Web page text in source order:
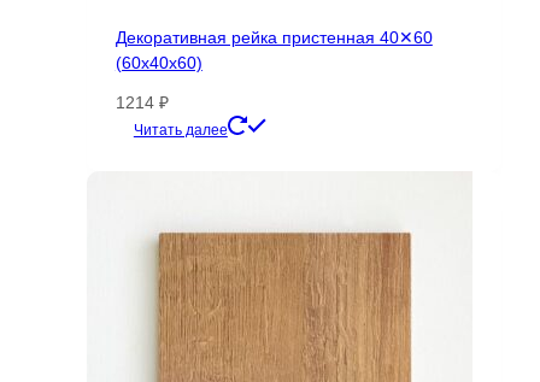
Декоративная рейка пристенная 40✕60
(60х40х60)
1214 ₽
Читать далее
вариаций.
Опции
можно
выбрать
странице